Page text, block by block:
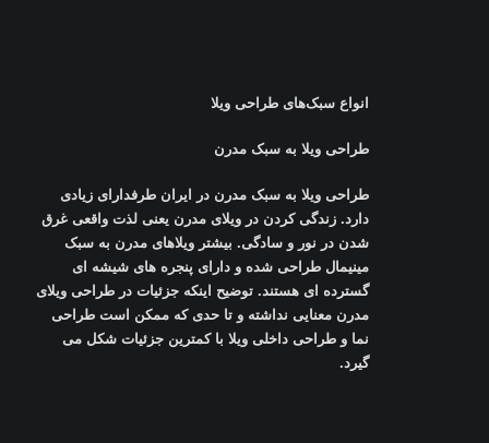
انواع سبک‌های طراحی ویلا
طراحی ویلا به سبک مدرن
طراحی ویلا به سبک مدرن در ایران طرفدارای زیادی
دارد. زندگی کردن در ویلای مدرن یعنی لذت واقعی غرق
شدن در نور و سادگی. بیشتر ویلاهای مدرن به سبک
مینیمال طراحی شده و دارای پنجره های شیشه ای
گسترده ای هستند. توضیح اینکه جزئیات در طراحی ویلای
مدرن معنایی نداشته و تا حدی که ممکن است طراحی
نما و طراحی داخلی ویلا با کمترین جزئیات شکل می
گیرد.